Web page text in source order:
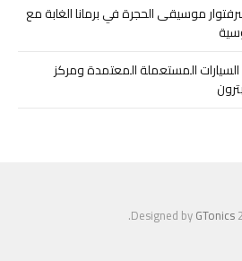
موسيقى الحجرة في برمانا الغابة مع
المستعملة المعتمدة ومركز
GTonics
.